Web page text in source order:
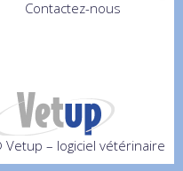
Contactez-nous
Vetup – logiciel vétérinaire